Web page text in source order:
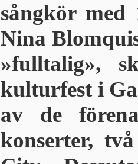
sångkör
Nina
»fulltalig»,
kulturfest i
av de
konserter,